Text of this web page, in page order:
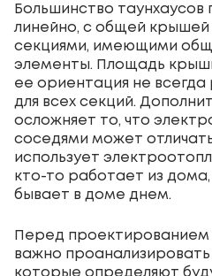
Большинство таунхаусов
линейно, с общей
секциями, имеющими
элементы. Площадь
ее ориентация не
для всех секций.
осложняет то, что
соседями может
использует
кто-то работает из
бывает в доме днем.
Перед проектированием
важно
которые определяют